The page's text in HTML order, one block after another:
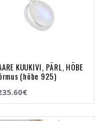
KUUKIVI, PÄRL, HÕBE
(hõbe 925)